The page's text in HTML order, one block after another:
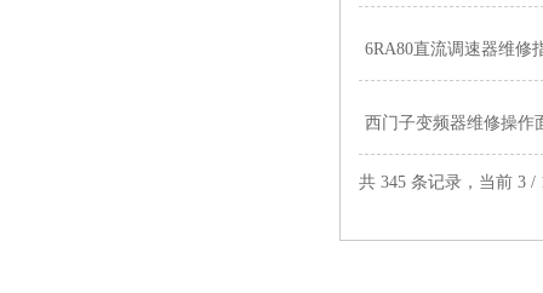
6RA80直流调速器维修
西门子变频器维修操作
共 345 条记录，当前 3